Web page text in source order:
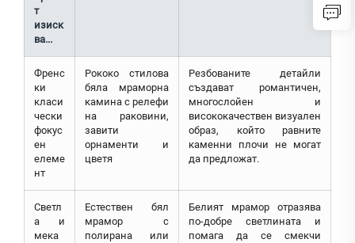
т
изиск
ва...
Френс
ки
класи
чески
фокус
ен
елеме
нт
Рококо стилова
бяла мраморна
камина с релефи
на раковини,
завити
орнаменти и
цветя
Резбованите детайли
създават романтичен,
многослойен и
висококачествен визуален
образ, който равните
каменни плочи не могат
да предложат.
Светл
а и
мека
Естествен бял
мрамор с
полирана или
Белият мрамор отразява
по-добре светлината и
помага да се смекчи